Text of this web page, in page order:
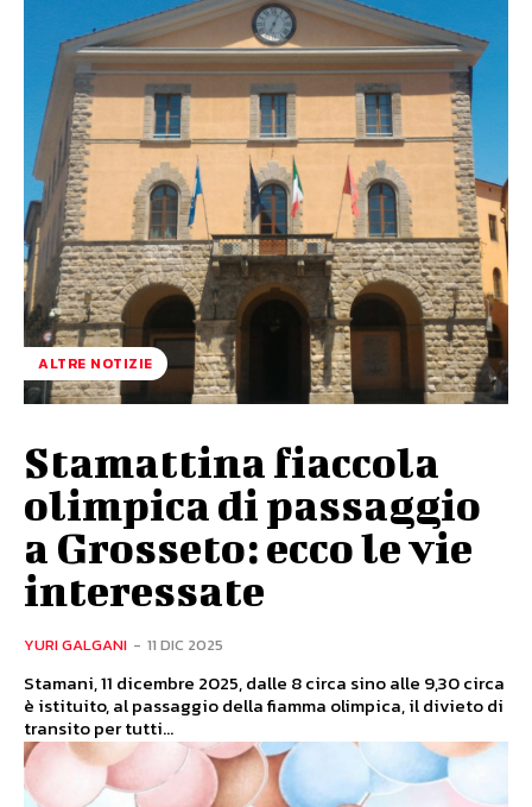
ALTRE NOTIZIE
Stamattina fiaccola
olimpica di passaggio
a Grosseto: ecco le vie
interessate
YURI GALGANI - 11 DIC 2025
Stamani, 11 dicembre 2025, dalle 8 circa sino alle 9,30 circa
è istituito, al passaggio della fiamma olimpica, il divieto di
transito per tutti...